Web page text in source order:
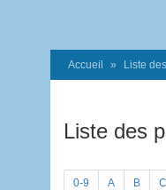
Accueil Liste
Liste des
0-9 A B C